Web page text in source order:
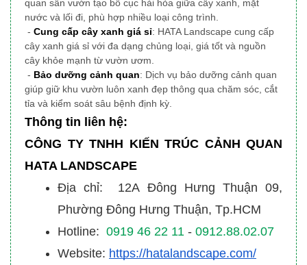
quan sân vườn tạo bố cục hài hòa giữa cây xanh, mặt
nước và lối đi, phù hợp nhiều loại công trình.
- Cung cấp cây xanh giá sỉ: HATA Landscape cung cấp
cây xanh giá sỉ với đa dạng chủng loại, giá tốt và nguồn
cây khỏe mạnh từ vườn ươm.
- Bảo dưỡng cảnh quan: Dịch vụ bảo dưỡng cảnh quan
giúp giữ khu vườn luôn xanh đẹp thông qua chăm sóc, cắt
tỉa và kiểm soát sâu bệnh định kỳ.
Thông tin liên hệ:
CÔNG TY TNHH KIẾN TRÚC CẢNH QUAN
HATA LANDSCAPE
Địa chỉ: 12A Đông Hưng Thuận 09,
Phường Đông Hưng Thuận, Tp.HCM
Hotline: 0919 46 22 11 - 0912.88.02.07
Website: https://hatalandscape.com/